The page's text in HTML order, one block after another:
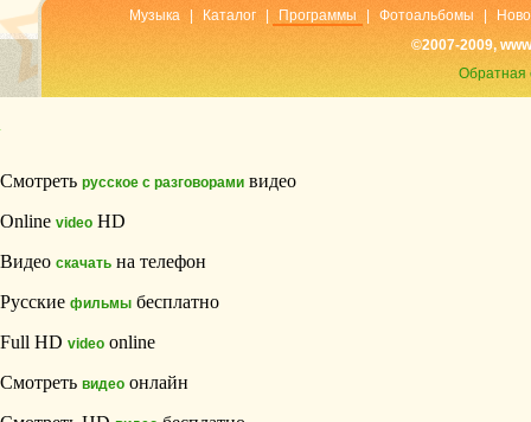
Музыка Каталог Программы Фотоальбомы
©2007-2009,
Обратная
Смотреть русское с разговорами видео
Online video HD
Видео скачать на телефон
Русские фильмы бесплатно
Full HD video online
Смотреть видео онлайн